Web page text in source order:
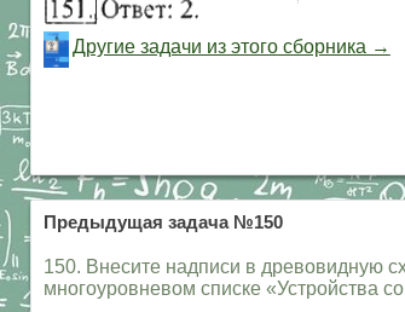
Другие задачи из этого сборника →
Предыдущая задача №150
150. Внесите надписи в древовидную
многоуровневом списке «Устройства